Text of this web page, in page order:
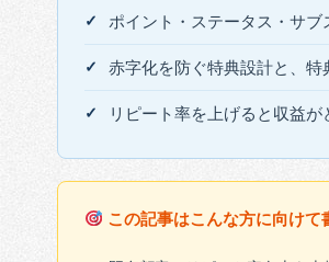
ポイント・ステータス・サ
赤字化を防ぐ特典設計と、
リピート率を上げると収益
この記事はこんな方に向けて